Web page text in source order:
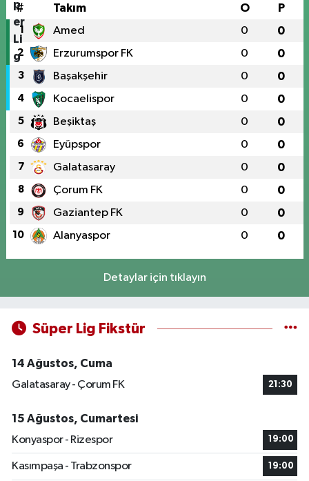
# Takım O P
1 Amed 0 0
2 Erzurumspor FK 0 0
3 Başakşehir 0 0
4 Kocaelispor 0 0
5 Beşiktaş 0 0
6 Eyüpspor 0 0
7 Galatasaray 0 0
8 Çorum FK 0 0
9 Gaziantep FK 0 0
10 Alanyaspor 0 0
Detaylar için tıklayın
Süper Lig Fikstür
14 Ağustos, Cuma
Galatasaray - Çorum FK
21:30
15 Ağustos, Cumartesi
Konyaspor - Rizespor
19:00
Kasımpaşa - Trabzonspor 19:00